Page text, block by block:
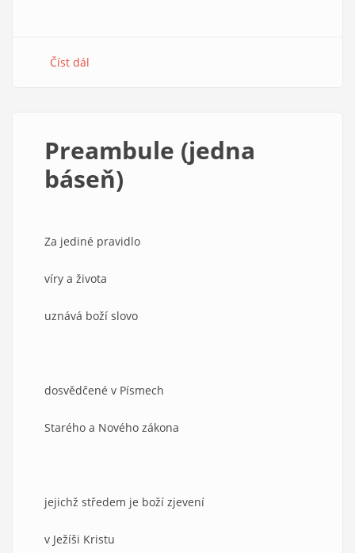
Číst dál
Preambule (jedna
báseň)
Za jediné pravidlo
víry a života
uznává boží slovo
dosvědčené v Písmech
Starého a Nového zákona
jejichž středem je boží zjevení
v Ježíši Kristu